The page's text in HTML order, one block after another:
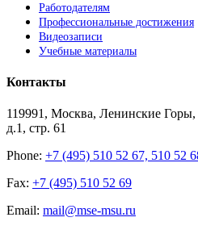
Работодателям
Профессиональные достижения
Видеозаписи
Учебные материалы
Контакты
119991, Москва, Ленинские
д.1, стр. 61
Phone: +7 (495) 510 52 67, 510 52
Fax: +7 (495) 510 52 69
Email: mail@mse-msu.ru